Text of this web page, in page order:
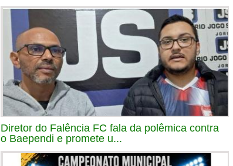
Diretor do Falência FC fala da polêmica contra
o Baependi e promete u...